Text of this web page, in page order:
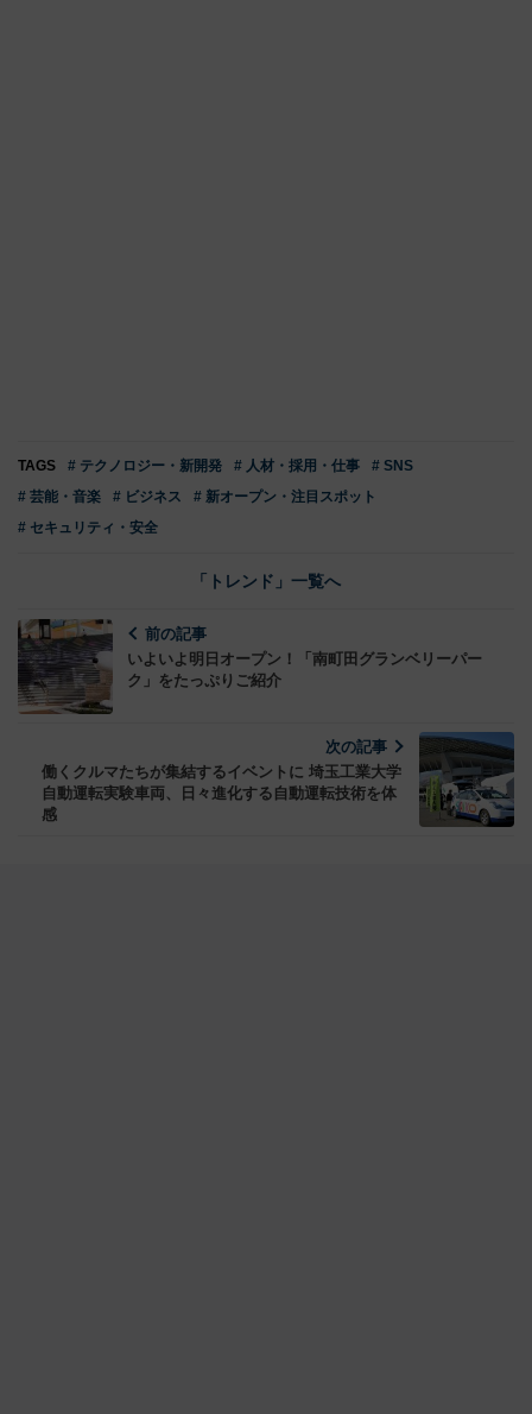
TAGS # テクノロジー・新開発 # 人材・採用・仕事
# SNS
# 芸能・音楽
# ビジネス
# 新オープン・注目スポット
# セキュリティ・安全
「トレンド」一覧へ
前の記事
いよいよ明日オープン！「南町田グランベリーパー
ク」をたっぷりご紹介
次の記事
働くクルマたちが集結するイベントに 埼玉工業大学
自動運転実験車両、日々進化する自動運転技術を体
感